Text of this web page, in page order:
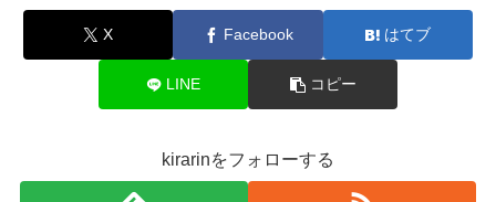
X Facebook はてブ
LINE コピー
kirarinをフォローする